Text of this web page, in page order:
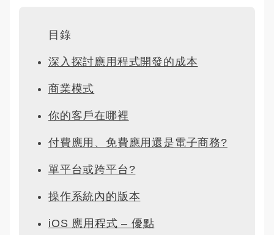
目錄
深入探討應用程式開發的成本
商業模式
你的客戶在哪裡
付費應用、免費應用還是電子商務?
單平台或跨平台?
操作系統內的版本
iOS 應用程式 – 優點